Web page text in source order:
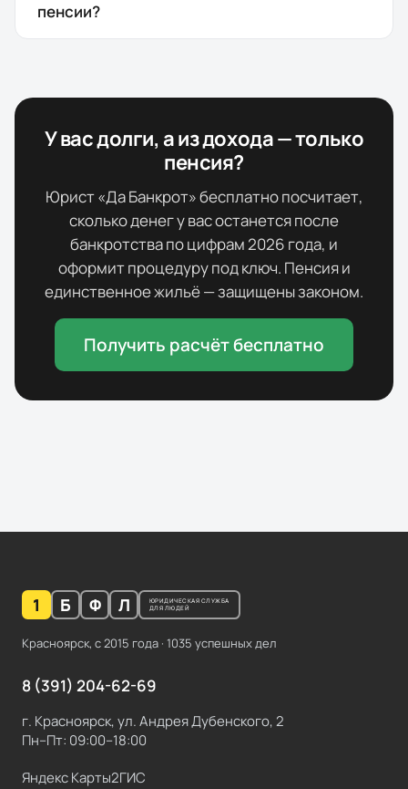
пенсии?
У вас долги, а из дохода — только
пенсия?
Юрист «Да Банкрот» бесплатно посчитает,
сколько денег у вас останется после
банкротства по цифрам2026 года, и
оформит процедуру под ключ. Пенсия и
единственное жильё — защищены законом.
Получить расчёт бесплатно
1 Б Ф Л
ЮРИДИЧЕСКАЯ СЛУЖБА
ДЛЯ ЛЮДЕЙ
Красноярск, с2015 года · 1035 успешных дел
8 (391) 204-62-69
г. Красноярск, ул. Андрея Дубенского, 2
Пн–Пт: 09:00–18:00
Яндекс Карты2ГИС